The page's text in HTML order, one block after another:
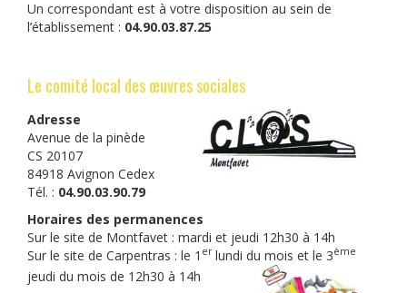
Un correspondant est à votre disposition au sein de
l’établissement : 04.90.03.87.25
Le comité local des œuvres sociales
Adresse
Avenue de la pinède
CS 20107
84918 Avignon Cedex
Tél. : 04.90.03.90.79
Horaires des permanences
Sur le site de Montfavet : mardi et jeudi 12h30 à 14h
Sur le site de Carpentras : le 1 erlundi du mois et le 3ème
jeudi du mois de 12h30 à 14h